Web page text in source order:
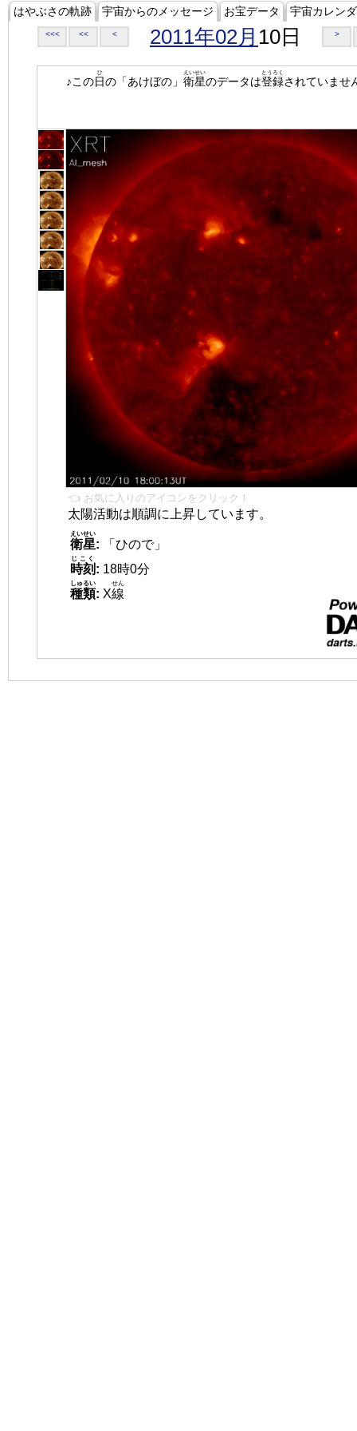
はやぶさの軌跡 宇宙からのメッセージ お宝データ 宇宙カレン
<<< << < 2011年02月 10日 >
♪この日
ひ
の「あけぼの」 衛星
えいせい
のデータは登録
とうろく
されていませ
👈 お気に入りのアイコンをクリック！
太陽活動は順調に上昇しています。
衛星
えいせい
:
「ひので」
時刻
じこく
: 18時0分
種類
しゅるい
: X線
せん